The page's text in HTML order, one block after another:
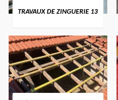
TRAVAUX DE ZINGUERIE 13